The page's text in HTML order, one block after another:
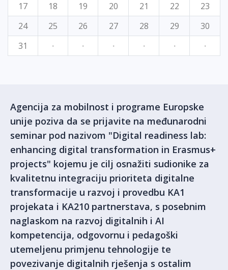
17
18 19 20 21 22
23
24
25 26 27 28 29
30
31
· · · · · ·
Agencija za mobilnost i programe Europske
unije poziva da se prijavite na međunarodni
seminar pod nazivom "Digital readiness lab:
enhancing digital transformation in Erasmus+
projects" kojemu je cilj osnažiti sudionike za
kvalitetnu integraciju prioriteta digitalne
transformacije u razvoj i provedbu KA1
projekata i KA210 partnerstava, s posebnim
naglaskom na razvoj digitalnih i AI
kompetencija, odgovornu i pedagoški
utemeljenu primjenu tehnologije te
povezivanje digitalnih rješenja s ostalim